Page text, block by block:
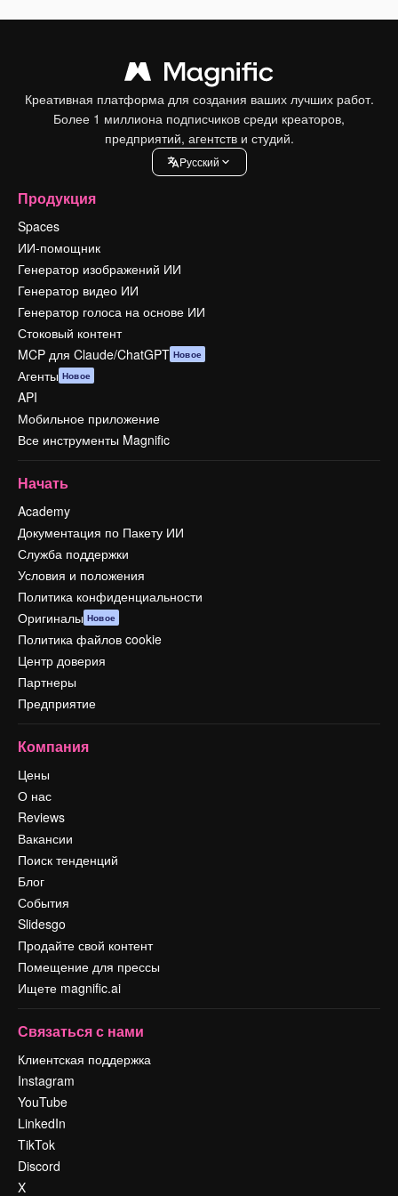
Креативная платформа для создания ваших лучших работ.
Более 1 миллиона подписчиков среди креаторов,
предприятий, агентств и студий.
Pусский
Продукция
Spaces
ИИ-помощник
Генератор изображений ИИ
Генератор видео ИИ
Генератор голоса на основе ИИ
Стоковый контент
MCP для Claude/ChatGPT Новое
Агенты Новое
API
Мобильное приложение
Все инструменты Magnific
Начать
Academy
Документация по Пакету ИИ
Служба поддержки
Условия и положения
Политика конфиденциальности
Оригиналы Новое
Политика файлов cookie
Центр доверия
Партнеры
Предприятие
Компания
Цены
О нас
Reviews
Вакансии
Поиск тенденций
Блог
События
Slidesgo
Продайте свой контент
Помещение для прессы
Ищете magnific.ai
Связаться с нами
Клиентская поддержка
Instagram
YouTube
LinkedIn
TikTok
Discord
X